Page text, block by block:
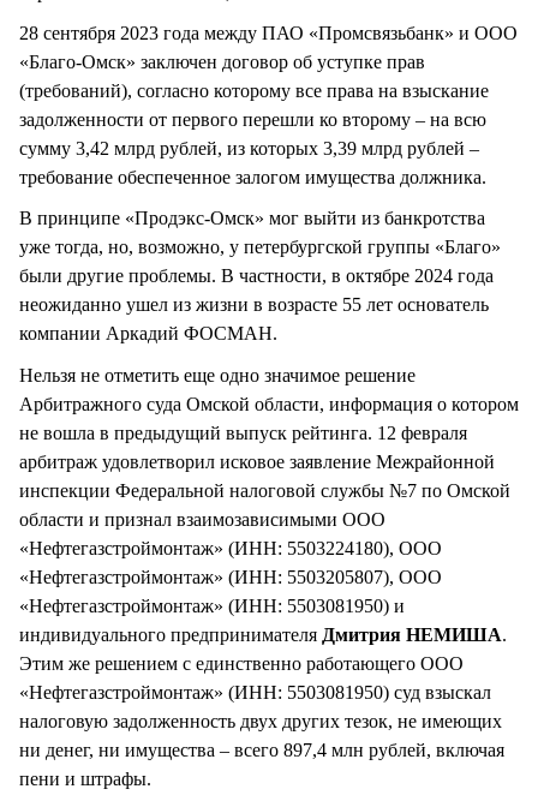
28 сентября 2023 года между ПАО «Промсвязьбанк» и ООО
«Благо-Омск» заключен договор об уступке прав
(требований), согласно которому все права на взыскание
задолженности от первого перешли ко второму – на всю
сумму 3,42 млрд рублей, из которых 3,39 млрд рублей –
требование обеспеченное залогом имущества должника.
В принципе «Продэкс-Омск» мог выйти из банкротства
уже тогда, но, возможно, у петербургской группы «Благо»
были другие проблемы. В частности, в октябре 2024 года
неожиданно ушел из жизни в возрасте 55 лет основатель
компании Аркадий ФОСМАН.
Нельзя не отметить еще одно значимое решение
Арбитражного суда Омской области, информация о котором
не вошла в предыдущий выпуск рейтинга. 12 февраля
арбитраж удовлетворил исковое заявление Межрайонной
инспекции Федеральной налоговой службы №7 по Омской
области и признал взаимозависимыми ООО
«Нефтегазстроймонтаж» (ИНН: 5503224180), ООО
«Нефтегазстроймонтаж» (ИНН: 5503205807), ООО
«Нефтегазстроймонтаж» (ИНН: 5503081950) и
индивидуального предпринимателя Дмитрия НЕМИША.
Этим же решением с единственно работающего ООО
«Нефтегазстроймонтаж» (ИНН: 5503081950) суд взыскал
налоговую задолженность двух других тезок, не имеющих
ни денег, ни имущества – всего 897,4 млн рублей, включая
пени и штрафы.